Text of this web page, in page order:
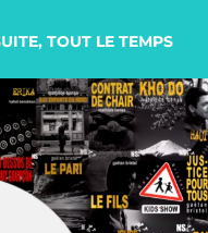
TOUT LE TEMPS